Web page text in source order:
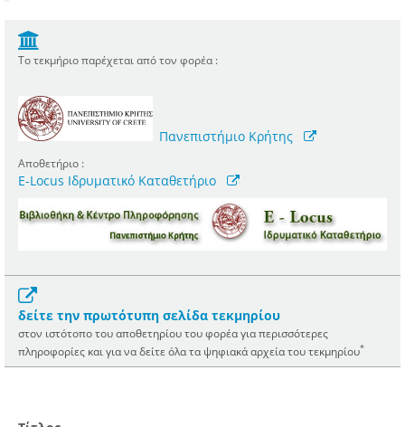
Το τεκμήριο παρέχεται από τον φορέα :
Πανεπιστήμιο Κρήτης
Αποθετήριο :
E-Locus Ιδρυματικό Καταθετήριο
δείτε την πρωτότυπη σελίδα τεκμηρίου
στον ιστότοπο του αποθετηρίου του φορέα για περισσότερες
πληροφορίες και για να δείτε όλα τα ψηφιακά αρχεία του τεκμηρίου*